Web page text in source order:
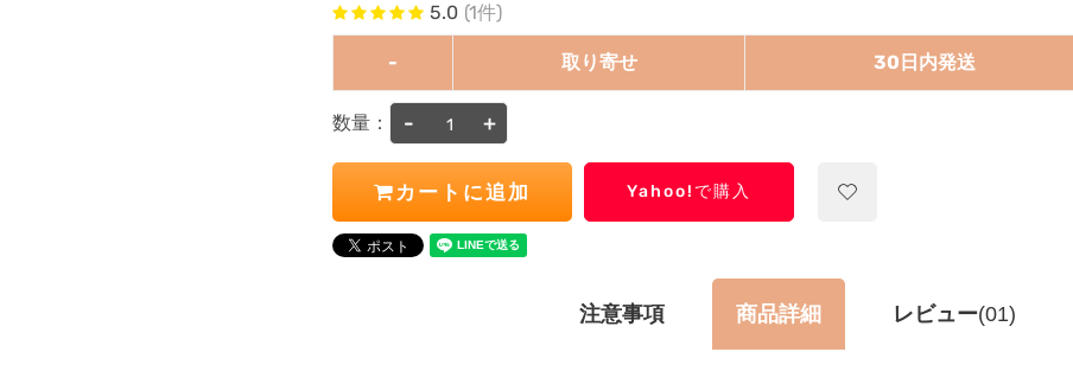
5.0 (1件)
- 取り寄せ 30日内発送
数量： - +
カートに追加 Yahoo!で購入
注意事項 商品詳細 レビュー(01)